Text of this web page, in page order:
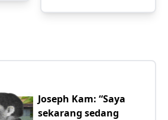
Joseph Kam: “Saya
sekarang sedang